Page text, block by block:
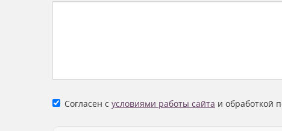
Согласен с условиями работы сайта и обработкой